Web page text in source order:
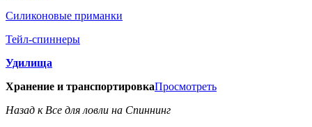
Силиконовые приманки
Тейл-спиннеры
Удилища
Хранение и транспортировкаПросмотреть
Назад к Все для ловли на Спиннинг